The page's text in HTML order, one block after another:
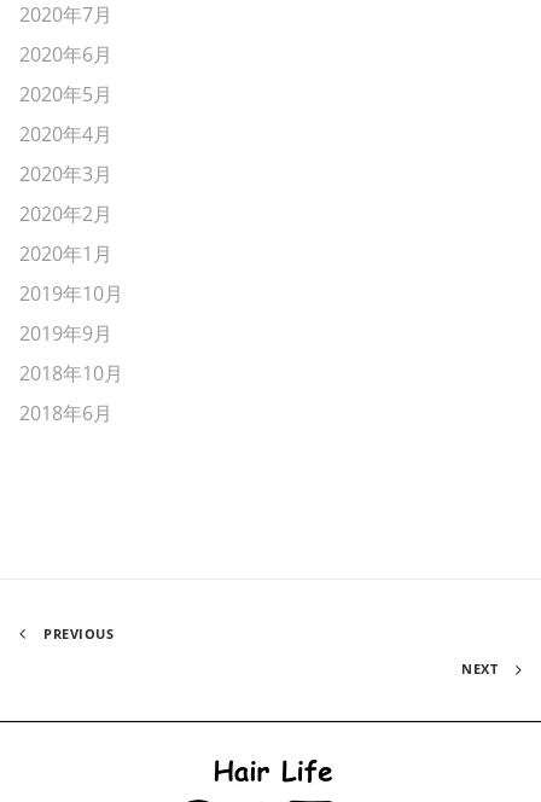
2020年7月
2020年6月
2020年5月
2020年4月
2020年3月
2020年2月
2020年1月
2019年10月
2019年9月
2018年10月
2018年6月
PREVIOUS
NEXT